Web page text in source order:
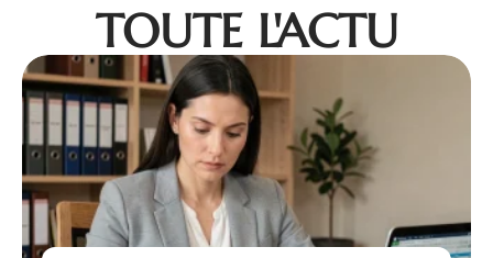
TOUTE L'ACTU